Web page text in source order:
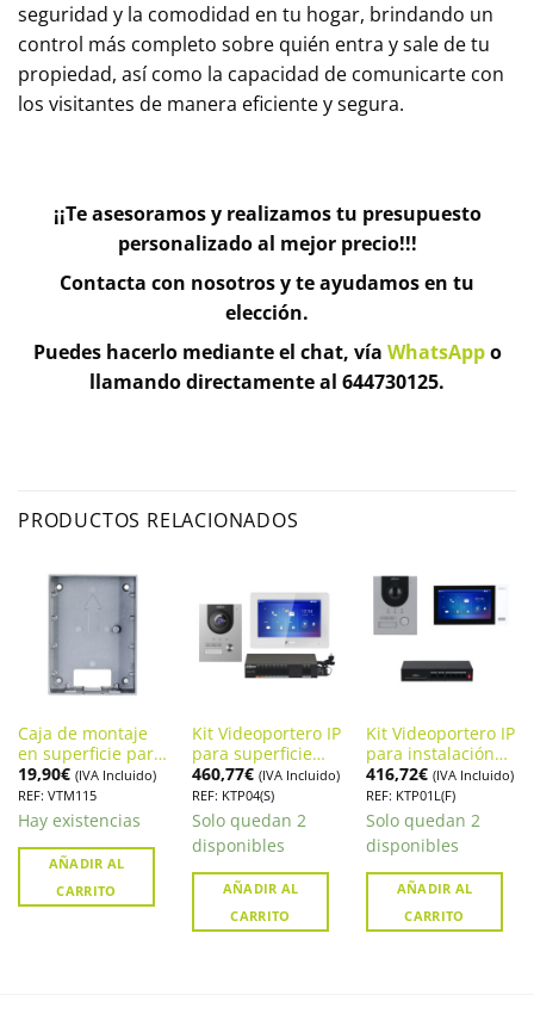
seguridad y la comodidad en tu hogar, brindando un
control más completo sobre quién entra y sale de tu
propiedad, así como la capacidad de comunicarte con
los visitantes de manera eficiente y segura.
¡¡Te asesoramos y realizamos tu presupuesto
personalizado al mejor precio!!!
Contacta con nosotros y te ayudamos en tu
elección.
Puedes hacerlo mediante el chat, vía WhatsAppo
llamando directamente al 644730125.
PRODUCTOS RELACIONADOS
Caja de montaje
en superficie para
VTO VTO220xF-P
DAHUA. VTM115
19,90€ (IVA Incluido)
REF: VTM115
Hay existencias
AÑADIR AL
CARRITO
Kit Videoportero IP
para superficie
DAHUA. KTP04(S)
460,77€ (IVA Incluido)
REF: KTP04(S)
Solo quedan 2
disponibles
AÑADIR AL
CARRITO
Kit Videoportero IP
para instalación
empotrada
DAHUA. KTP01L(F)
416,72€ (IVA Incluido)
REF: KTP01L(F)
Solo quedan 2
disponibles
AÑADIR AL
CARRITO